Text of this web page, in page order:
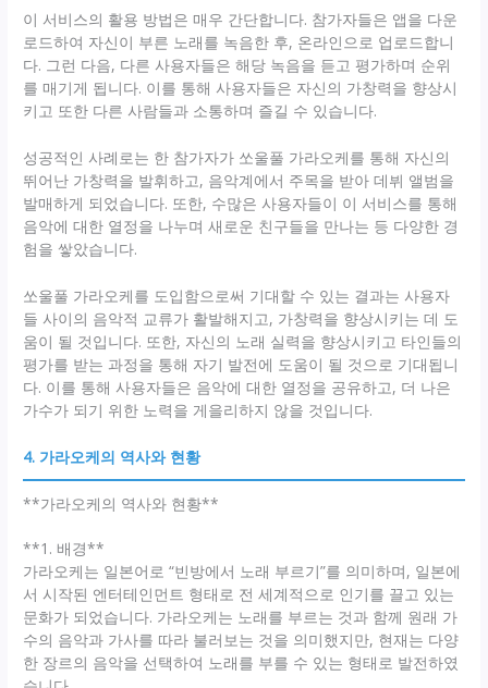
이 서비스의 활용 방법은 매우 간단합니다. 참가자들은 앱을 다운
로드하여 자신이 부른 노래를 녹음한 후, 온라인으로 업로드합니
다. 그런 다음, 다른 사용자들은 해당 녹음을 듣고 평가하며 순위
를 매기게 됩니다. 이를 통해 사용자들은 자신의 가창력을 향상시
키고 또한 다른 사람들과 소통하며 즐길 수 있습니다.
성공적인 사례로는 한 참가자가 쏘울풀 가라오케를 통해 자신의
뛰어난 가창력을 발휘하고, 음악계에서 주목을 받아 데뷔 앨범을
발매하게 되었습니다. 또한, 수많은 사용자들이 이 서비스를 통해
음악에 대한 열정을 나누며 새로운 친구들을 만나는 등 다양한 경
험을 쌓았습니다.
쏘울풀 가라오케를 도입함으로써 기대할 수 있는 결과는 사용자
들 사이의 음악적 교류가 활발해지고, 가창력을 향상시키는 데 도
움이 될 것입니다. 또한, 자신의 노래 실력을 향상시키고 타인들의
평가를 받는 과정을 통해 자기 발전에 도움이 될 것으로 기대됩니
다. 이를 통해 사용자들은 음악에 대한 열정을 공유하고, 더 나은
가수가 되기 위한 노력을 게을리하지 않을 것입니다.
4. 가라오케의 역사와 현황
**가라오케의 역사와 현황**
**1. 배경**
가라오케는 일본어로 “빈방에서 노래 부르기”를 의미하며, 일본에
서 시작된 엔터테인먼트 형태로 전 세계적으로 인기를 끌고 있는
문화가 되었습니다. 가라오케는 노래를 부르는 것과 함께 원래 가
수의 음악과 가사를 따라 불러보는 것을 의미했지만, 현재는 다양
한 장르의 음악을 선택하여 노래를 부를 수 있는 형태로 발전하였